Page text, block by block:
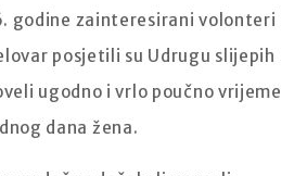
godine zainteresirani volonteri
posjetili su Udrugu slijepih
ugodno i vrlo poučno vrijeme
dana žena.